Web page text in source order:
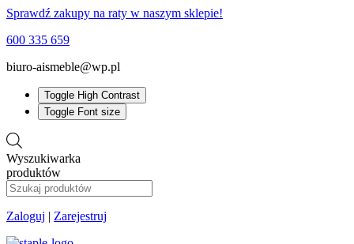
Sprawdź zakupy na raty w naszym sklepie!
600 335 659
biuro-aismeble@wp.pl
Toggle High Contrast
Toggle Font size
Wyszukiwarka
produktów
Zaloguj | Zarejestruj